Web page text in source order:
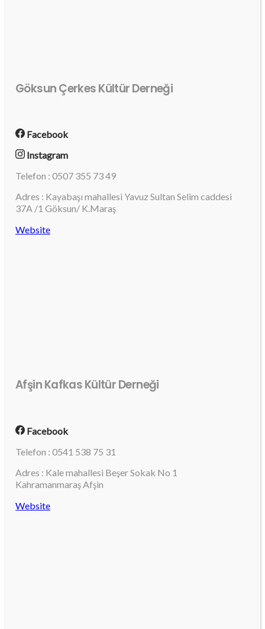
Göksun Çerkes Kültür Derneği
Facebook
Instagram
Telefon : 0507 355 73 49
Adres : Kayabaşı mahallesi Yavuz Sultan Selim caddesi
37A /1 Göksun/ K.Maraş
Website
Afşin Kafkas Kültür Derneği
Facebook
Telefon : 0541 538 75 31
Adres : Kale mahallesi Beşer Sokak No 1
Kahramanmaraş Afşin
Website